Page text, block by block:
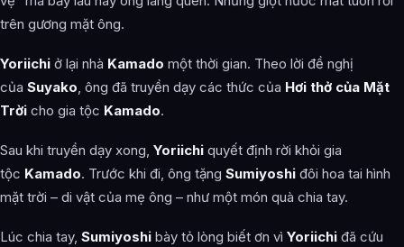
trên gương mặt ông.
Yoriichi ở lại nhà Kamado một thời gian. Theo lời đề nghị
của Suyako, ông đã truyền dạy các thức của Hơi thở của Mặt
Trời cho gia tộc Kamado.
Sau khi truyền dạy xong, Yoriichi quyết định rời khỏi gia
tộc Kamado. Trước khi đi, ông tặng Sumiyoshi đôi hoa tai hình
mặt trời – di vật của mẹ ông – như một món quà chia tay.
Lúc chia tay, Sumiyoshi bày tỏ lòng biết ơn vì Yoriichi đã cứu